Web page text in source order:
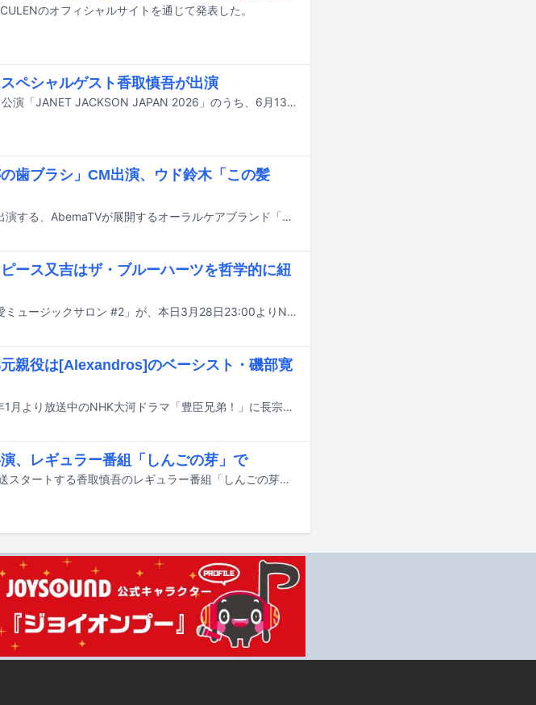
のオフィシャルサイトを通じて発表した。
ペシャルゲスト香取慎吾が出演
6月に行われるジャネット・ジャクソンの来日公演「JANET JACKSON JAPAN 2026」のうち、6月13日の神奈川・Kアリーナ横浜のスペシャルゲストとして香取慎吾の出演が決定した。
歯ブラシ」CM出演、ウド鈴木「この髪
香取慎吾がウド鈴木（キャイ～ン）とともに出演する、AbemaTVが展開するオーラルケアブランド「HaRENO」（ハレノ）の新テレビCM「固定観念を疑う」編が4月24日より全国で順次放送される。
ース又吉はザ・ブルーハーツを哲学的に紐
香取慎吾と岡崎体育が出演する音楽番組「偏愛ミュージックサロン #2」が、本日3月28日23:00よりNHK総合で放送される。
親役は[Alexandros]のベーシスト・磯部寛
[Alexandros]のベーシスト・磯部寛之が、今年1月より放送中のNHK大河ドラマ「豊臣兄弟！」に長宗我部元親役で出演。磯部にとって、本作は自身初のドラマ出演となる。
、レギュラー番組「しんごの芽」で
1月10日に読売テレビ（※関西ローカル）で放送スタートする香取慎吾のレギュラー番組「しんごの芽」に、くるま（令和ロマン）が1月のマンスリーMCとして出演する。